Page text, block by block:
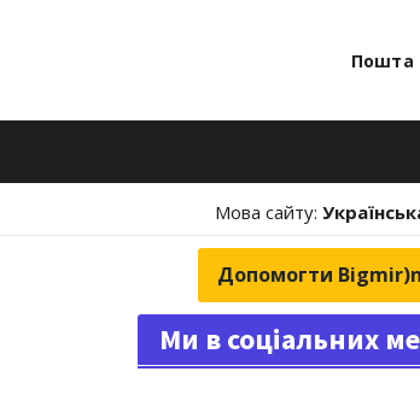
Пошта
Мова сайту:
Допомогти
Ми в соціальних